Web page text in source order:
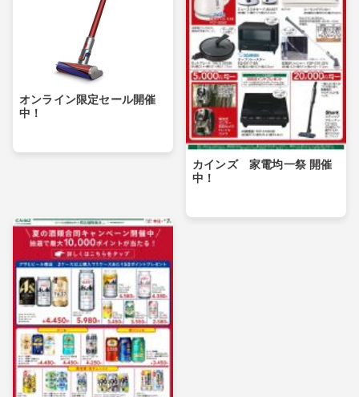
オンライン限定セール開催
中！
カインズ 家電均一祭 開催
中！